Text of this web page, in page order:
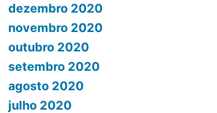
dezembro 2020
novembro 2020
outubro 2020
setembro 2020
agosto 2020
julho 2020